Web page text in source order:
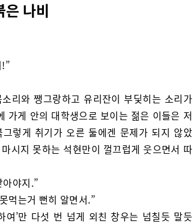
은 나비
리와 쨍그랑하고 유리잔이 부딫히는 소리가
가게 안의 대학생으로 보이는 젊은 이들은 저
렇게 취기가 오른 둘에겐 문제가 되지 않았
시지 못하는 석현만이 껄끄럽게 웃으면서 따
야지.”
먹는거 뻔히 알면서.”
여’만 다섯 번 넘게 외친 창우는 넘칠듯 말듯